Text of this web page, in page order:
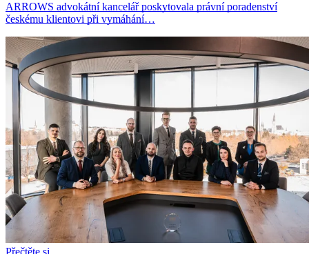
ARROWS advokátní kancelář poskytovala právní poradenství
českému klientovi při vymáhání…
Přečtěte si